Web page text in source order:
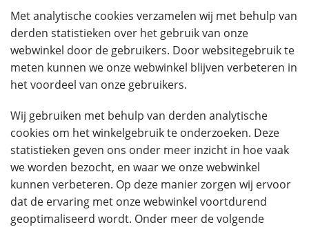
Met analytische cookies verzamelen wij met behulp van
derden statistieken over het gebruik van onze
webwinkel door de gebruikers. Door websitegebruik te
meten kunnen we onze webwinkel blijven verbeteren in
het voordeel van onze gebruikers.
Wij gebruiken met behulp van derden analytische
cookies om het winkelgebruik te onderzoeken. Deze
statistieken geven ons onder meer inzicht in hoe vaak
we worden bezocht, en waar we onze webwinkel
kunnen verbeteren. Op deze manier zorgen wij ervoor
dat de ervaring met onze webwinkel voortdurend
geoptimaliseerd wordt. Onder meer de volgende